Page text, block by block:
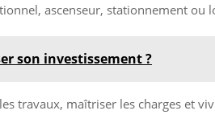
ascenseur, stationnement ou
son investissement ?
travaux, maîtriser les charges et